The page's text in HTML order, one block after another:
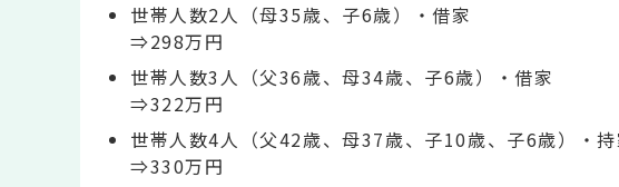
世帯人数2人（母35歳、子6歳）・借家
⇒298万円
世帯人数3人（父36歳、母34歳、子6歳）・借家
⇒322万円
世帯人数4人（父42歳、母37歳、子10歳、子6歳）・持
⇒330万円